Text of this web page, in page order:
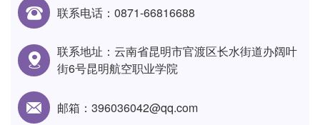
联系电话：0871-66816688
联系地址：云南省昆明市官渡区长水街道办阔叶
街6号昆明航空职业学院
邮箱：396036042@qq.com